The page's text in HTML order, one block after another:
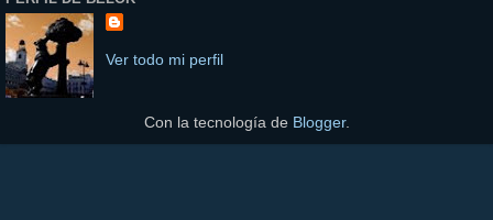
Ver todo mi perfil
Con la tecnología de Blogger.